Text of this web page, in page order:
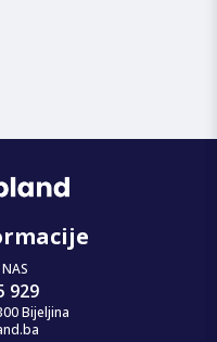
929
Bijeljina